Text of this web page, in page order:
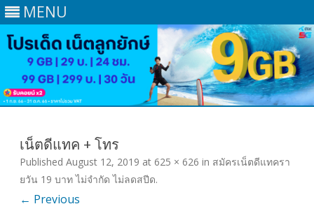
MENU
เน็ตดีแทค + โทร
Published August 12, 2019 at 625 × 626 in สมัครเน็ตดีแทครา
ยวัน 19 บาท ไม่จํากัด ไม่ลดสปีด.
← Previous